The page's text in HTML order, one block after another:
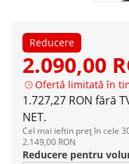
Reducere
2.090,00
Ofertă limitată în
1.727,27 RON fără
NET.
Cel mai ieftin preț în cele
2.149,00 RON
Reducere pentru